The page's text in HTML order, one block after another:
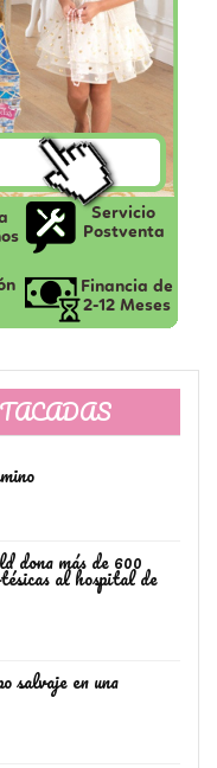
dona más de 600
al hospital de
salvaje en una